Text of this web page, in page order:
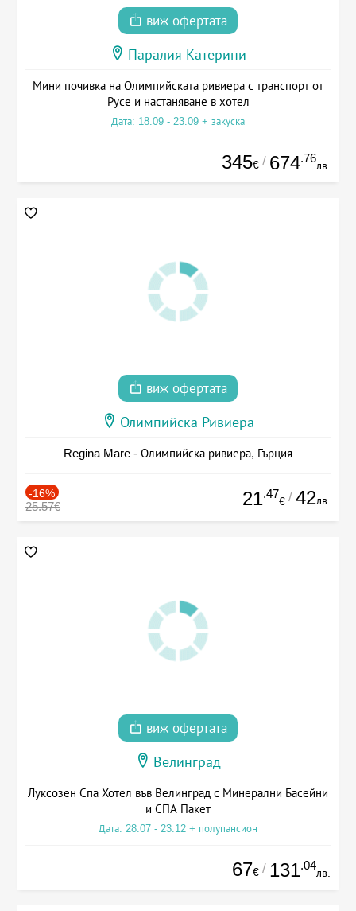
виж офертата
Паралия Катерини
Мини почивка на Олимпийската ривиера с транспорт от
Русе и настаняване в хотел
Дата: 18.09 - 23.09 + закуска
345€ / 674.76
лв.
виж офертата
Олимпийска Ривиера
Regina Mare - Олимпийска ривиера, Гърция
-16%
25.57€ 21.47
€ / 42лв.
виж офертата
Велинград
Луксозен Спа Хотел във Велинград с Минерални Басейни
и СПА Пакет
Дата: 28.07 - 23.12 + полупансион
67€ / 131.04
лв.